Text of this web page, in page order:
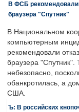
В ФСБ рекомендовали
браузера "Спутник"
В Национальном
компьютерным
рекомендовали
браузера "Спутник".
небезопасно,
обанкротилась, а
США.
Ъ: В российских